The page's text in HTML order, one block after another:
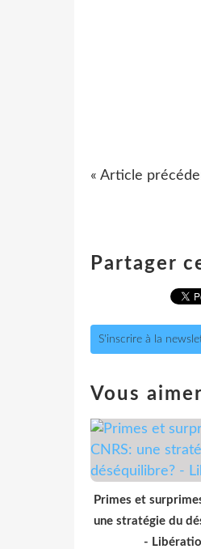
« Article
Partager
S'inscrire à la
Vous
Primes et
une stratégie du
-